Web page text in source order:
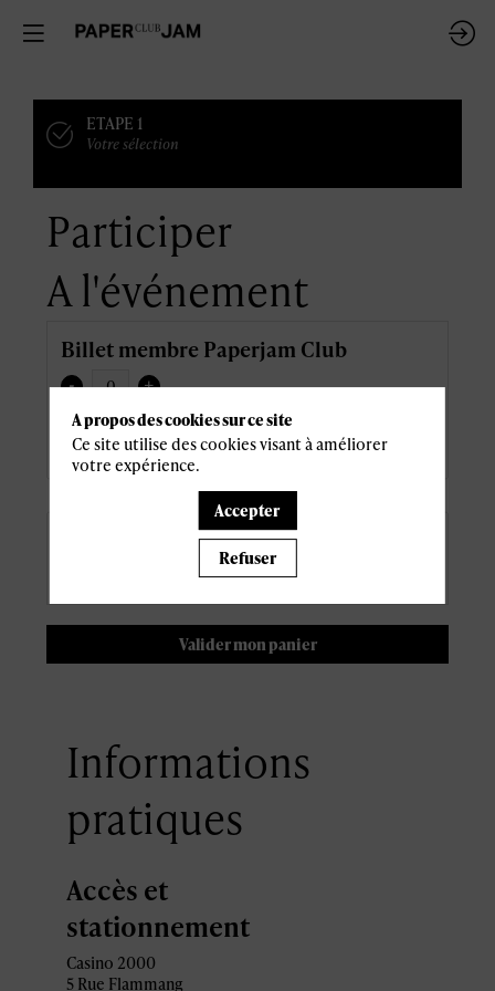
ETAPE 1
Votre sélection
Participer
A l'événement
Billet membre Paperjam Club
- +
Prix dont TVA 6,80 €
:
Valider mon panier
Informations
pratiques
Accès et
stationnement
Casino 2000
5 Rue Flammang
A propos des cookies sur ce site
Ce site utilise des cookies visant à améliorer
votre expérience.
Accepter
Refuser